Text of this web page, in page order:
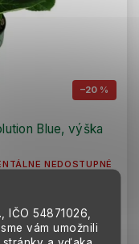
IČO 54871026,
vám umožnili
–20 %
Blue, výška
NEDOSTUPNÉ
sa farbou súkvetí od
približne 60–